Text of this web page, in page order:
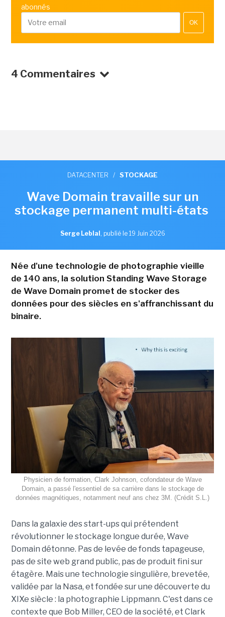
abonnés
OK
4 Commentaires
DATACENTER / STOCKAGE
Wave Domain travaille sur un
stockage permanent multi-états
Serge Leblal , publié le 19 Juin 2026
Née d'une technologie de photographie vieille
de 140 ans, la solution Standing Wave Storage
de Wave Domain promet de stocker des
données pour des siècles en s'affranchissant du
binaire.
Physicien de formation, Clark Johnson, cofondateur de Wave
Domain, a passé l'essentiel de sa carrière dans le stockage de
données magnétiques, notamment neuf ans chez 3M. (Crédit S.L.)
Dans la galaxie des start-ups qui prétendent
révolutionner le stockage longue durée, Wave
Domain détonne. Pas de levée de fonds tapageuse,
pas de site web grand public, pas de produit fini sur
étagère. Mais une technologie singulière, brevetée,
validée par la Nasa, et fondée sur une découverte du
XIXe siècle : la photographie Lippmann. C'est dans ce
contexte que Bob Miller, CEO de la société, et Clark